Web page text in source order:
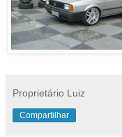
Proprietário Luiz
Compartilhar